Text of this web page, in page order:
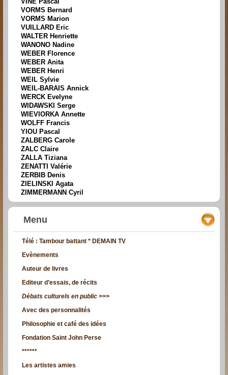
VORMS Bernard
VORMS Marion
VUILLARD Eric
WALTER Henriette
WANONO Nadine
WEBER Florence
WEBER Anita
WEBER Henri
WEIL Sylvie
WEIL-BARAIS Annick
WERCK Evelyne
WIDAWSKI Serge
WIEVIORKA Annette
WOLFF Francis
YIOU Pascal
ZALBERG Carole
ZALC Claire
ZALLA Tiziana
ZENATTI Valérie
ZERBIB Denis
ZIELINSKI Agata
ZIMMERMANN Cyril
Menu
Télé : Tambour battant * DEMAIN TV
Evènements
Auteur de livres
Editeur d’essais, de récits
Débats culturels en public >>>
Avec des personnalités
Philosophie et café des idées
Fondation Saint John Perse
******
Les artistes amies